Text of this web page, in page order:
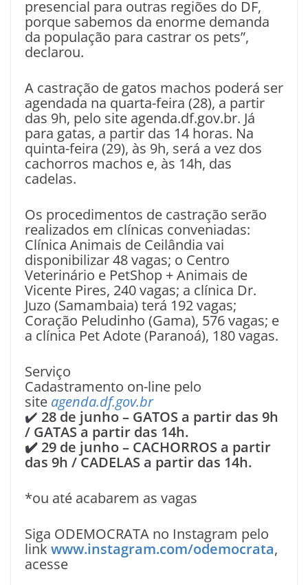
presencial para outras regiões do DF,
porque sabemos da enorme demanda
da população para castrar os pets”,
declarou.
A castração de gatos machos poderá ser
agendada na quarta-feira (28), a partir
das 9h, pelo site agenda.df.gov.br. Já
para gatas, a partir das 14 horas. Na
quinta-feira (29), às 9h, será a vez dos
cachorros machos e, às 14h, das
cadelas.
Os procedimentos de castração serão
realizados em clínicas conveniadas:
Clínica Animais de Ceilândia vai
disponibilizar 48 vagas; o Centro
Veterinário e PetShop + Animais de
Vicente Pires, 240 vagas; a clínica Dr.
Juzo (Samambaia) terá 192 vagas;
Coração Peludinho (Gama), 576 vagas; e
a clínica Pet Adote (Paranoá), 180 vagas.
Serviço
Cadastramento on-line pelo
site agenda.df.gov.br
✔️ 28 de junho – GATOS a partir das 9h
/ GATAS a partir das 14h.
✔️ 29 de junho – CACHORROS a partir
das 9h / CADELAS a partir das 14h.
*ou até acabarem as vagas
Siga ODEMOCRATA no Instagram pelo
link www.instagram.com/odemocrata,
acesse